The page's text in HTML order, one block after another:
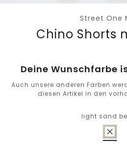
Street One
Chino Shorts
Deine Wunschfarbe
Auch unsere anderen Farben
diesen Artikel in den
light sand